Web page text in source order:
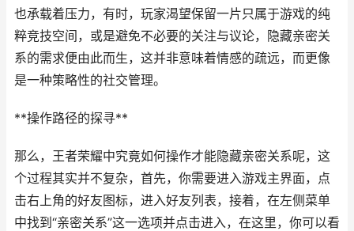
也承载着压力，有时，玩家渴望保留一片只属于游戏的纯
粹竞技空间，或是避免不必要的关注与议论，隐藏亲密关
系的需求便由此而生，这并非意味着情感的疏远，而更像
是一种策略性的社交管理。
**操作路径的探寻**
那么，王者荣耀中究竟如何操作才能隐藏亲密关系呢，这
个过程其实并不复杂，首先，你需要进入游戏主界面，点
击右上角的好友图标，进入好友列表，接着，在左侧菜单
中找到“亲密关系”这一选项并点击进入，在这里，你可以看